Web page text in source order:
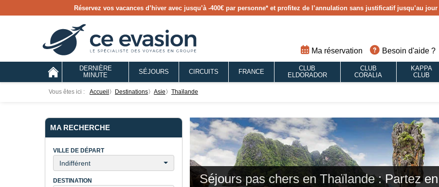
Réservez vos vacances d’hiver avec jusqu’à -400€ par personne* et profitez de l’annulation sans justificatif jusqu’au
Ma réservation Besoin d'aide ?
DERNIÈRE
MINUTE
SÉJOURS CIRCUITS FRANCE
CLUB
ELDORADOR
CLUB
CORALIA
KAPPA
CLUB
Vous êtes ici : Accueil 〉 destinations〉 Asie 〉 Thaïlande
MA RECHERCHE
VILLE DE DÉPART
Indifférent
DESTINATION Séjours pas chers en Thaïlande : Partez